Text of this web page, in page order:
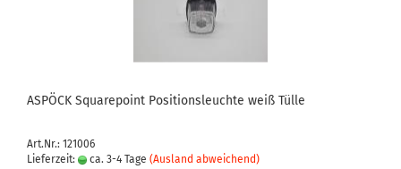
ASPÖCK Squarepoint Positionsleuchte weiß Tülle
Art.Nr.: 121006
Lieferzeit:
ca. 3-4 Tage (Ausland abweichend)